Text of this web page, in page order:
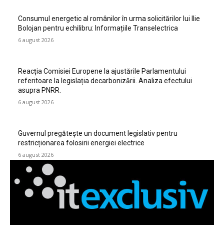
Consumul energetic al românilor în urma solicitărilor lui Ilie
Bolojan pentru echilibru: Informațiile Transelectrica
6 august 2026
Reacția Comisiei Europene la ajustările Parlamentului
referitoare la legislația decarbonizării. Analiza efectului
asupra PNRR.
6 august 2026
Guvernul pregătește un document legislativ pentru
restricționarea folosirii energiei electrice
6 august 2026